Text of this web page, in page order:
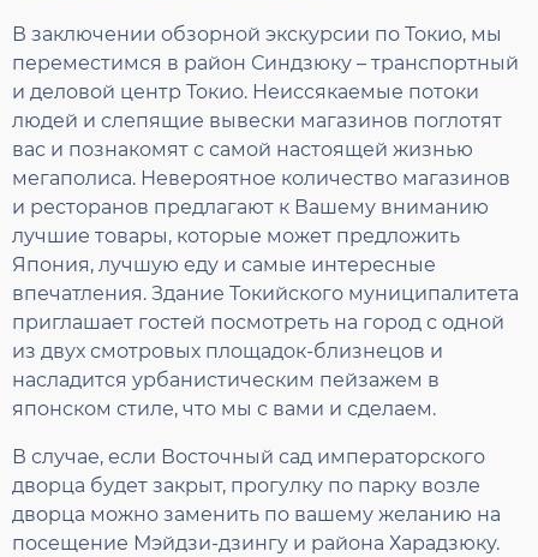
В заключении обзорной экскурсии по Токио, мы
переместимся в район Синдзюку – транспортный
и деловой центр Токио. Неиссякаемые потоки
людей и слепящие вывески магазинов поглотят
вас и познакомят с самой настоящей жизнью
мегаполиса. Невероятное количество магазинов
и ресторанов предлагают к Вашему вниманию
лучшие товары, которые может предложить
Япония, лучшую еду и самые интересные
впечатления. Здание Токийского муниципалитета
приглашает гостей посмотреть на город с одной
из двух смотровых площадок-близнецов и
насладится урбанистическим пейзажем в
японском стиле, что мы с вами и сделаем.
В случае, если Восточный сад императорского
дворца будет закрыт, прогулку по парку возле
дворца можно заменить по вашему желанию на
посещение Мэйдзи-дзингу и района Харадзюку.